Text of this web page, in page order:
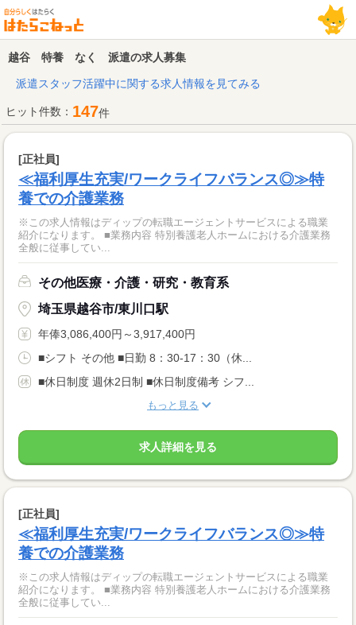
越谷 特養 なく 派遣の求人募集
派遣スタッフ活躍中に関する求人情報を見てみる
ヒット件数： 147件
[正社員]
≪福利厚生充実/ワークライフバランス◎≫特
養での介護業務
※この求人情報はディップの転職エージェントサービスによる職業
紹介になります。 ■業務内容 特別養護老人ホームにおける介護業務
全般に従事してい...
その他医療・介護・研究・教育系
埼玉県越谷市/東川口駅
年俸3,086,400円～3,917,400円
■シフト その他 ■日勤 8：30-17：30（休...
■休日制度 週休2日制 ■休日制度備考 シフ...
もっと見る
求人詳細を見る
[正社員]
≪福利厚生充実/ワークライフバランス◎≫特
養での介護業務
※この求人情報はディップの転職エージェントサービスによる職業
紹介になります。 ■業務内容 特別養護老人ホームにおける介護業務
全般に従事してい...